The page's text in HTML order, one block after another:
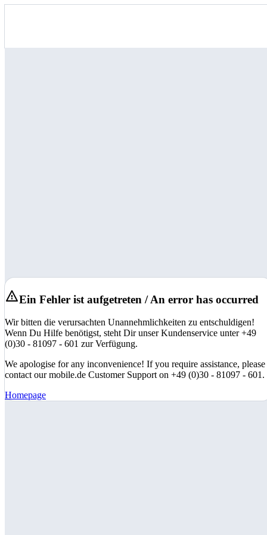
Ein Fehler ist aufgetreten / An error has occurred
Wir bitten die verursachten Unannehmlichkeiten zu entschuldigen!
Wenn Du Hilfe benötigst, steht Dir unser Kundenservice unter +49
(0)30 - 81097 - 601 zur Verfügung.
We apologise for any inconvenience! If you require assistance, please
contact our mobile.de Customer Support on +49 (0)30 - 81097 - 601.
Homepage